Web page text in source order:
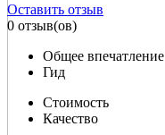
Оставить отзыв
0 отзыв(ов)
Общее впечатление
Гид
Стоимость
Качество